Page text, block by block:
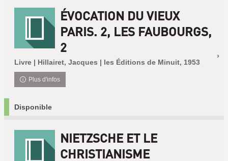
ÉVOCATION DU VIEUX
PARIS. 2, LES FAUBOURGS,
2
Livre | Hillairet, Jacques | les Éditions de Minuit, 1953
Plus d'infos
Disponible
NIETZSCHE ET LE
CHRISTIANISME